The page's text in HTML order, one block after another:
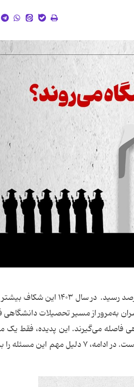
در سال ۱۴۰۲ سهم دختران از ورودی‌های دانشگاه از پسران پیشی گرفت و به ۵۸ درصد رسید.
به‌مرور از مسیر تحصیلات دانشگاهی
فاصله می‌گیرند. این پدیده، فقط یک
آموزشی نیست، بلکه بازتابی از تغییرات فرهنگی، اقتصادی و اجتماعی در جامعه است. در ادامه، ۷